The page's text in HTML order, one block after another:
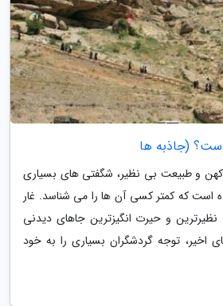
(جاذبه ها
کهن و طبیعت بی نظیر، شگفتی های بسیاری
است که کمتر کسی آن ها را می شناسد. غار
نظیرترین و حیرت انگیزترین جاهای دیدنی
اخیر، توجه گردشگران بسیاری را به خود